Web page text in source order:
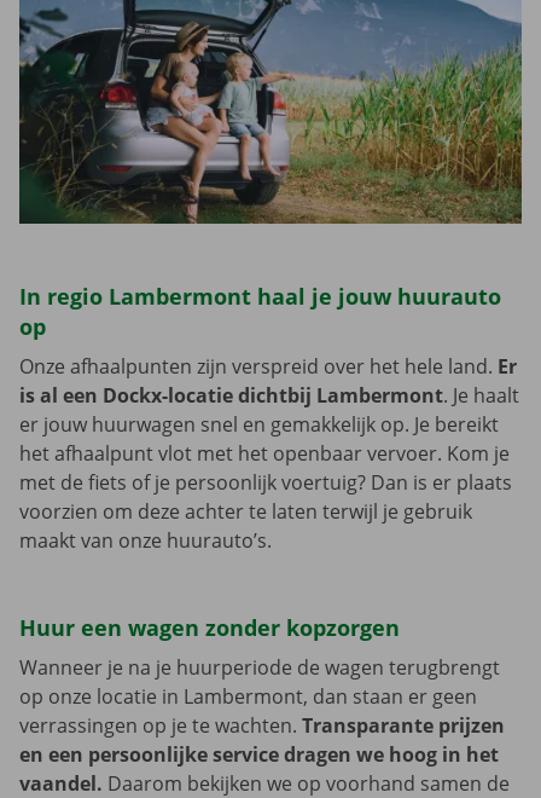
In regio Lambermont haal je jouw huurauto
op
Onze afhaalpunten zijn verspreid over het hele land. Er
is al een Dockx-locatie dichtbij Lambermont. Je haalt
er jouw huurwagen snel en gemakkelijk op. Je bereikt
het afhaalpunt vlot met het openbaar vervoer. Kom je
met de fiets of je persoonlijk voertuig? Dan is er plaats
voorzien om deze achter te laten terwijl je gebruik
maakt van onze huurauto’s.
Huur een wagen zonder kopzorgen
Wanneer je na je huurperiode de wagen terugbrengt
op onze locatie in Lambermont, dan staan er geen
verrassingen op je te wachten. Transparante prijzen
en een persoonlijke service dragen we hoog in het
vaandel. Daarom bekijken we op voorhand samen de